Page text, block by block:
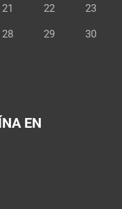
21 22 23
28 29 30
EN